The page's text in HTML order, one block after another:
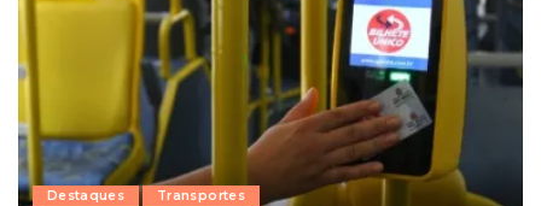
Destaques Transportes